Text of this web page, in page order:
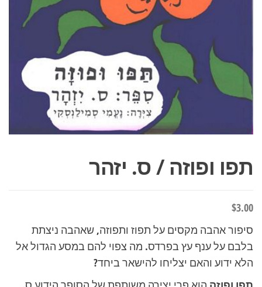
תפו ופוזה / ס. יזהר
$3.00
סיפור אהבה מקסים על תפוז ותפוזה, שאהבה ניצתת
בלבם על ענף עץ בפרדס. מה צפוי להם במסע הגדול אל
הלא ידוע והאם יצליחו להישאר ביחד?